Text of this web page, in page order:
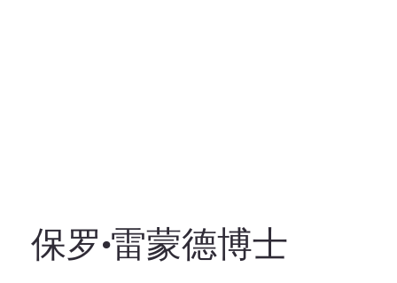
保罗·雷蒙德博士